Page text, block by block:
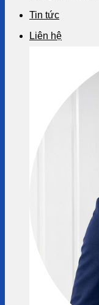
Tin tức
Liên hệ